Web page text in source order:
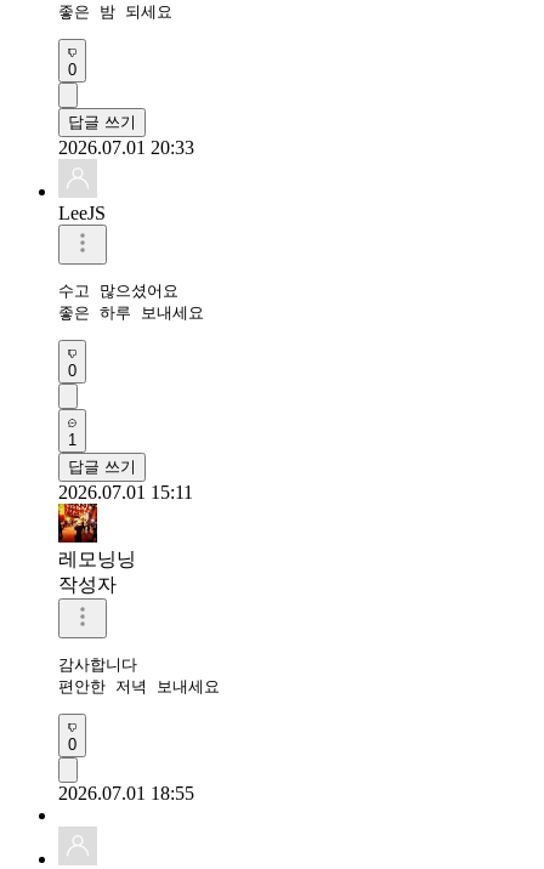
좋은 밤 되세요
0
답글 쓰기
2026.07.01 20:33
LeeJS
수고 많으셨어요
좋은 하루 보내세요
0
1
답글 쓰기
2026.07.01 15:11
레모닝닝
작성자
감사합니다
편안한 저녁 보내세요
0
2026.07.01 18:55